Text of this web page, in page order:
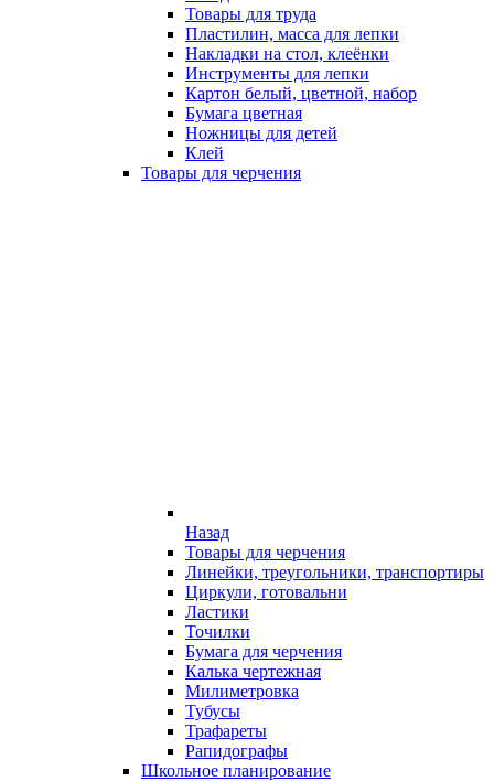
Товары для труда
Пластилин, масса для лепки
Накладки на стол, клеёнки
Инструменты для лепки
Картон белый, цветной, набор
Бумага цветная
Ножницы для детей
Клей
Товары для черчения
Назад
Товары для черчения
Линейки, треугольники, транспортиры
Циркули, готовальни
Ластики
Точилки
Бумага для черчения
Калька чертежная
Милиметровка
Тубусы
Трафареты
Рапидографы
Школьное планирование